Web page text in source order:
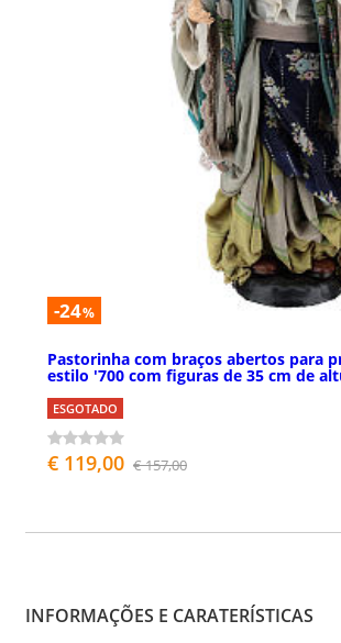
-24%
Pastorinha com braços abertos para
estilo '700 com figuras de 35 cm de
ESGOTADO
€ 119,00 € 157,00
INFORMAÇÕES E CARATERÍSTICAS